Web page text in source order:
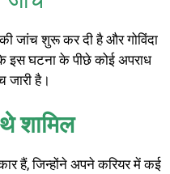
जांच शुरू कर दी है और गोविंदा
इस घटना के पीछे कोई अपराध
है।
शामिल
हैं, जिन्होंने अपने करियर में कई